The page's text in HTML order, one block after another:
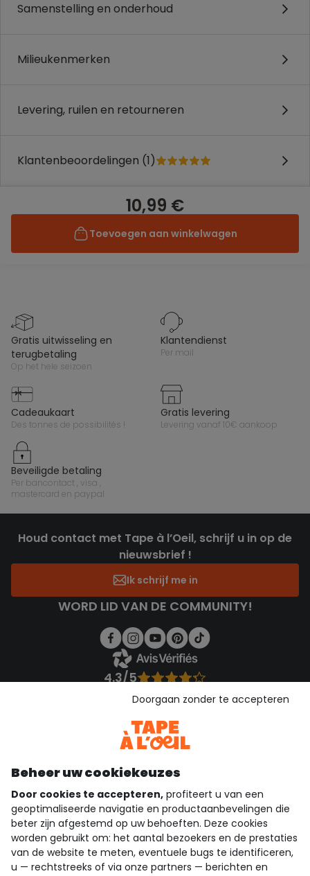
Samenstelling en onderhoud
Milieukenmerken
Levering, ruilen en retourneren
Klantenbeoordelingen (1)
10,99 €
Toevoegen aan winkelwagen
gratis uitwisseling en
terugbetaling
op het hele seizoen
klantendienst
per mail
cadeaukaart
des tonnes de possibilités !
gratis levering
levering vanaf 10€ aankoop
beveiligde betaling
per bancontact , visa ,
mastercard en paypal
Houd contact met Tape à l’Oeil, schrijf u in op de
nieuwsbrief !
Ik schrijf me in
WORD LID VAN DE COMMUNITY!
4.3/5
Bekijk de vertrouwensverklaring
Download onze applicatie
Ontdek onze applicatie
wie zijn we?
hulp nodig
Beheer uw cookiekeuzes
Door cookies te accepteren, profiteert u van een
geoptimaliseerde navigatie en productaanbevelingen die
beter zijn afgestemd op uw behoeften. Deze cookies
worden gebruikt om: het aantal bezoekers en de prestaties
van de website te meten, eventuele bugs te identificeren,
u — rechtstreeks of via onze partners — berichten en
Doorgaan zonder te accepteren